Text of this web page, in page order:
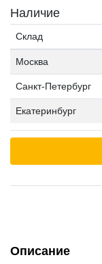
Наличие
Склад
Москва
Санкт-Петербург
Екатеринбург
Описание